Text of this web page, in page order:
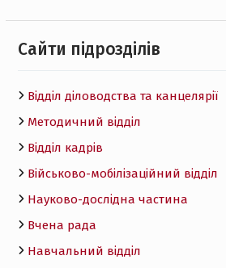
Cайти підрозділів
Відділ діловодства та канцелярії
Методичний відділ
Відділ кадрів
Військово-мобілізаційний відділ
Науково-дослідна частина
Вчена рада
Навчальний відділ